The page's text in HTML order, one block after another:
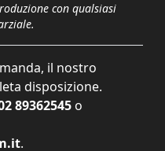
con qualsiasi
il nostro
disposizione.
89362545 o
.